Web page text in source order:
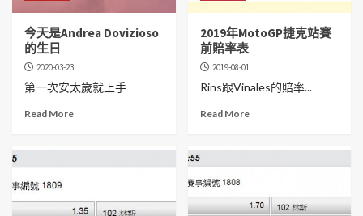
今天是Andrea Dovizioso
的生日
2020-03-23
第一次安太歲就上手
Read More
2019年MotoGP捷克站賽
前賠率表
2019-08-01
Rins跟Vinales的賠率...
Read More